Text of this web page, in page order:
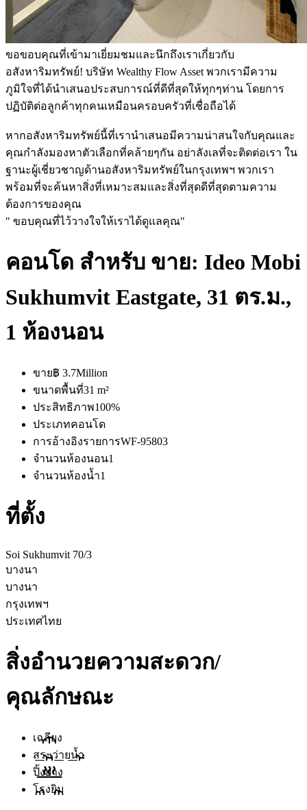
ขอขอบคุณที่เข้ามาเยี่ยมชมและนึกถึงเราเกี่ยวกับ
อสังหาริมทรัพย์! บริษัท Wealthy Flow Asset พวกเรามีความ
ภูมิใจที่ได้นำเสนอประสบการณ์ที่ดีที่สุดให้ทุกๆท่าน โดยการ
ปฏิบัติต่อลูกค้าทุกคนเหมือนครอบครัวที่เชื่อถือได้
หากอสังหาริมทรัพย์นี้ที่เรานำเสนอมีความน่าสนใจกับคุณและ
คุณกำลังมองหาตัวเลือกที่คล้ายๆกัน อย่าลังเลที่จะติดต่อเรา ใน
ฐานะผู้เชี่ยวชาญด้านอสังหาริมทรัพย์ในกรุงเทพฯ พวกเรา
พร้อมที่จะค้นหาสิ่งที่เหมาะสมและสิ่งที่สุดดีที่สุดตามความ
ต้องการของคุณ
" ขอบคุณที่ไว้วางใจให้เราได้ดูแลคุณ"
คอนโด สำหรับ ขาย: Ideo Mobi
Sukhumvit Eastgate, 31 ตร.ม.,
1 ห้องนอน
ขาย฿ 3.7Million
ขนาดพื้นที่31 m²
ประสิทธิภาพ100%
ประเภทคอนโด
การอ้างอิงรายการWF-95803
จำนวนห้องนอน1
จำนวนห้องน้ำ1
ที่ตั้ง
Soi Sukhumvit 70/3
บางนา
บางนา
กรุงเทพฯ
ประเทศไทย
สิ่งอำนวยความสะดวก/
คุณลักษณะ
เฉลียง
สระว่ายน้ำ
ปิ้งย่าง
โรงยิม